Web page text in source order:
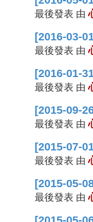
最後發表 由
[2016-03-
最後發表 由
[2016-01-
最後發表 由
[2015-09-
最後發表 由
[2015-07-
最後發表 由
[2015-05-
最後發表 由